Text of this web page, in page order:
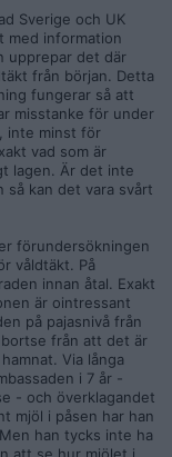
att de fått hans
eller svara på
no further
besvarar på detta
Sverige och UK
med information
upprepar det där
från början. Detta
fungerar så att
misstanke för under
inte minst för
vad som är
lagen. Är det inte
så kan det vara svårt
förundersökningen
våldtäkt. På
innan åtal. Exakt
är ointressant
på pajasnivå från
bortse från att det är
Via långa
i 7 år -
- och överklagandet
mjöl i påsen har han
han tycks inte ha